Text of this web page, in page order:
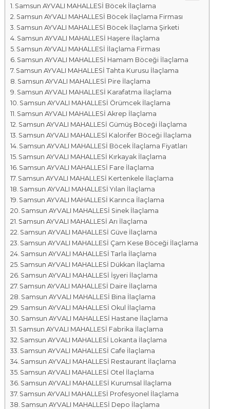
a
l
a
r
ı
Samsun AYVALI MAHALLESİ Böcek İlaçlama
Samsun AYVALI MAHALLESİ Böcek İlaçlama Firması
Samsun AYVALI MAHALLESİ Böcek İlaçlama Şirketi
Samsun AYVALI MAHALLESİ Haşere İlaçlama
Samsun AYVALI MAHALLESİ İlaçlama Firması
Samsun AYVALI MAHALLESİ Hamam Böceği İlaçlama
Samsun AYVALI MAHALLESİ Tahta Kurusu İlaçlama
Samsun AYVALI MAHALLESİ Pire İlaçlama
Samsun AYVALI MAHALLESİ Karafatma İlaçlama
Samsun AYVALI MAHALLESİ Örümcek İlaçlama
Samsun AYVALI MAHALLESİ Akrep İlaçlama
Samsun AYVALI MAHALLESİ Gümüş Böceği İlaçlama
Samsun AYVALI MAHALLESİ Kalorifer Böceği İlaçlama
Samsun AYVALI MAHALLESİ Böcek İlaçlama Fiyatları
Samsun AYVALI MAHALLESİ Kırkayak İlaçlama
Samsun AYVALI MAHALLESİ Fare İlaçlama
Samsun AYVALI MAHALLESİ Kertenkele İlaçlama
Samsun AYVALI MAHALLESİ Yılan İlaçlama
Samsun AYVALI MAHALLESİ Karınca İlaçlama
Samsun AYVALI MAHALLESİ Sinek İlaçlama
Samsun AYVALI MAHALLESİ Arı İlaçlama
Samsun AYVALI MAHALLESİ Güve İlaçlama
Samsun AYVALI MAHALLESİ Çam Kese Böceği İlaçlama
Samsun AYVALI MAHALLESİ Tarla İlaçlama
Samsun AYVALI MAHALLESİ Dükkan İlaçlama
Samsun AYVALI MAHALLESİ İşyeri İlaçlama
Samsun AYVALI MAHALLESİ Daire İlaçlama
Samsun AYVALI MAHALLESİ Bina İlaçlama
Samsun AYVALI MAHALLESİ Okul İlaçlama
Samsun AYVALI MAHALLESİ Hastane İlaçlama
Samsun AYVALI MAHALLESİ Fabrika İlaçlama
Samsun AYVALI MAHALLESİ Lokanta İlaçlama
Samsun AYVALI MAHALLESİ Cafe İlaçlama
Samsun AYVALI MAHALLESİ Restaurant İlaçlama
Samsun AYVALI MAHALLESİ Otel İlaçlama
Samsun AYVALI MAHALLESİ Kurumsal İlaçlama
Samsun AYVALI MAHALLESİ Profesyonel İlaçlama
Samsun AYVALI MAHALLESİ Depo İlaçlama